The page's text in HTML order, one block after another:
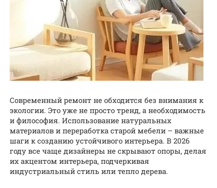
Современный ремонт не обходится без внимания к
экологии. Это уже не просто тренд, а необходимость
и философия. Использование натуральных
материалов и переработка старой мебели – важные
шаги к созданию устойчивого интерьера. В 2026
году все чаще дизайнеры не скрывают опоры, делая
их акцентом интерьера, подчеркивая
индустриальный стиль или тепло дерева.